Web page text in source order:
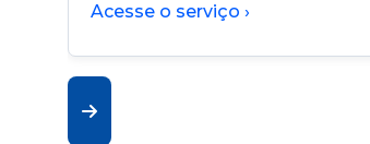
Acesse o serviço ›